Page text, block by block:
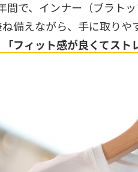
間で、インナー（ブラト
備えながら、手に取りや
フィット感が良くてスト